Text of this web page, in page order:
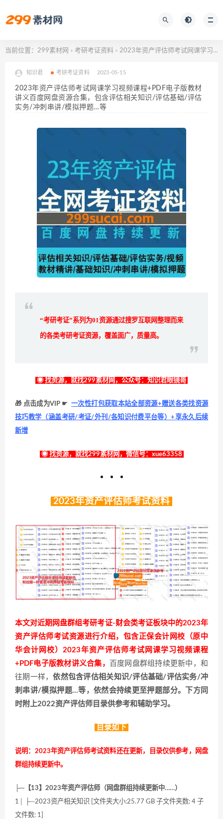
当前位置： 299素材网 > 考研考证资料 > 2023年资产评估师考试网课学习视频课程+PDF电子版教材讲义百度网盘资源合集，包含评估相关知识/评估基础/评估实务/冲刺串讲/模拟押题…等
知识君 考研考证资料 2023-05-15
2023年资产评估师考试网课学习视频课程+PDF电子版教材
讲义百度网盘资源合集，包含评估相关知识/评估基础/评估
实务/冲刺串讲/模拟押题…等
“考研考证”系列为01资源通过搜罗互联网整理而来
的各类考研考证资源，覆盖面广，质量高。
◉ 找资源，就找299素材网，公众号：知识君眼镜哥
🎁 点击成为VIP ☛ 一次性打包获取本站全部资源+赠送各类找资源
技巧教学（涵盖考研/考证/外刊/各知识付费平台等）+享永久后续
新增
◉ 找资源，就找299素材网，微信号：xue63358
2023年资产评估师考试资料
本文对近期网盘群组考研考证-财会类考证板块中的2023年
资产评估师考试资源进行介绍，包含正保会计网校（原中
华会计网校）2023年资产评估师考试网课学习视频课程
+PDF电子版教材讲义合集，
百度网盘群组持续更新中，和
往期一样，依然包含评估相关知识/评估基础/评估实务/冲
刺串讲/模拟押题…等，依然会持续更至押题部分。下方同
时附上2022资产评估师目录供参考和辅助学习。
目录如下
说明：2023年资产评估师考试资料还在更新，目录仅供参考，网盘
群组持续更新中。
├─【13】2023年资产评估师（网盘群组持续更新中……）
1│ ├─2023资产相关知识 [文件夹大小:25.77 GB 子文件夹数: 4 子
文件数: 1]